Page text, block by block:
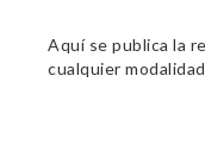
Aquí se publica la
cualquier